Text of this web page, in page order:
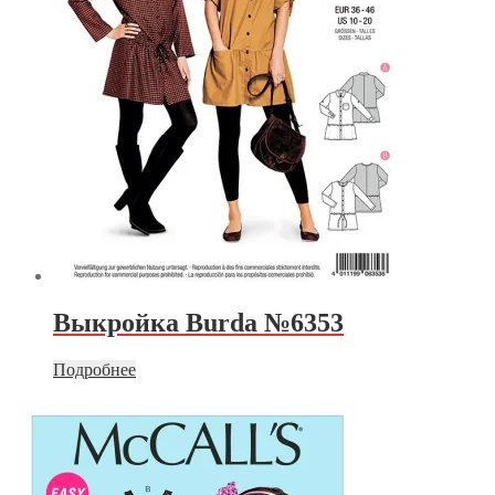
Выкройка Burda №6353
Подробнее